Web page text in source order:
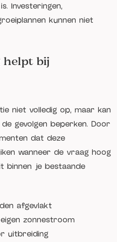
Investeringen,
kunnen niet
helpt bij
niet volledig op, maar kan
gevolgen beperken. Door
dat deze
wanneer de vraag hoog
binnen je bestaande
afgevlakt
zonnestroom
uitbreiding